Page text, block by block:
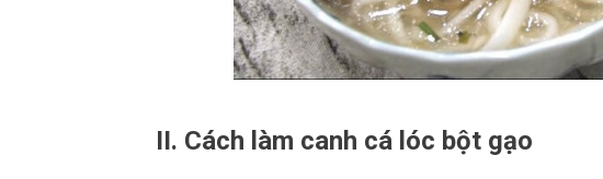
II. Cách làm canh cá lóc bột gạo